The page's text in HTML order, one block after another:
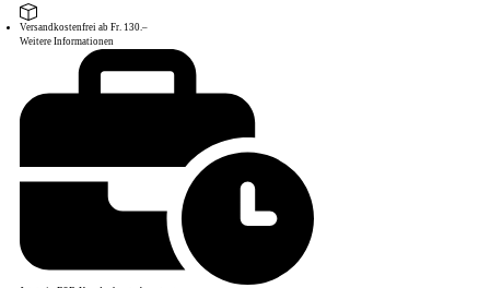
Versandkostenfrei ab Fr. 130.–
Weitere Informationen